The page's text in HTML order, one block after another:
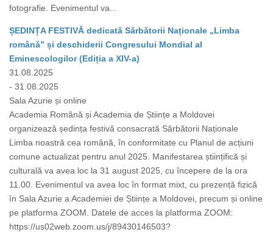
fotografie. Evenimentul va...
ȘEDINȚA FESTIVĂ dedicată Sărbătorii Naționale „Limba
română” și deschiderii Congresului Mondial al
Eminescologilor (Ediția a XIV-a)
31.08.2025
- 31.08.2025
Sala Azurie și online
Academia Română și Academia de Științe a Moldovei
organizează ședința festivă consacrată Sărbătorii Naționale
Limba noastră cea română, în conformitate cu Planul de acțiuni
comune actualizat pentru anul 2025. Manifestarea științifică și
culturală va avea loc la 31 august 2025, cu începere de la ora
11.00. Evenimentul va avea loc în format mixt, cu prezență fizică
în Sala Azurie a Academiei de Științe a Moldovei, precum și online
pe platforma ZOOM. Datele de acces la platforma ZOOM:
https://us02web.zoom.us/j/89430146503?